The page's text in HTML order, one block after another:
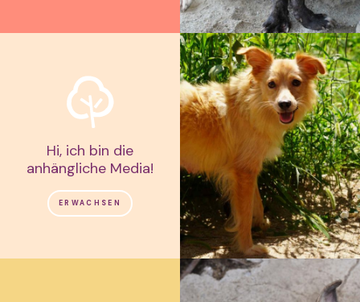
Hi, ich bin die
anhängliche Media!
ERWACHSEN